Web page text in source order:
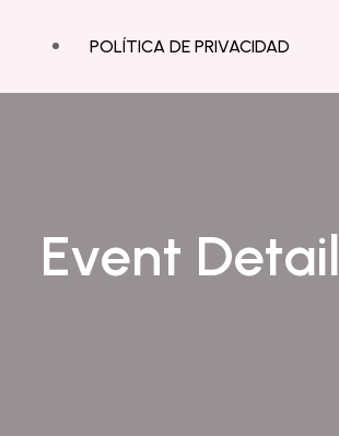
POLÍTICA DE PRIVACIDAD
Event Detail